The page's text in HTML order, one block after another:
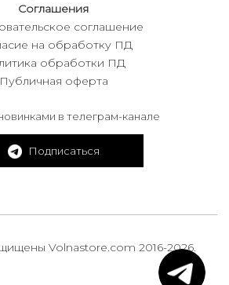
Соглашения
соглашение
на обработку ПД
обработки ПД
Публичная оферта
в телеграм-канале
Подписаться
Volnastore.com 2016-2026.